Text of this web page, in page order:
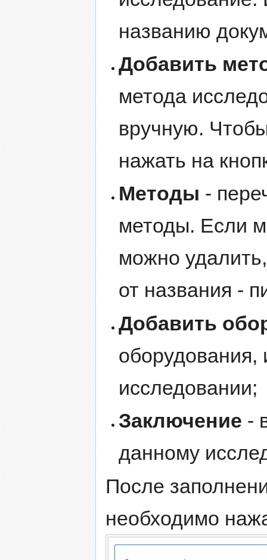
названию
Добавить
метода
вручную.
нажать на
Методы -
методы. Если
можно
от названия -
Добавить
оборудования,
исследовании;
Заключение -
данному
После
необходимо